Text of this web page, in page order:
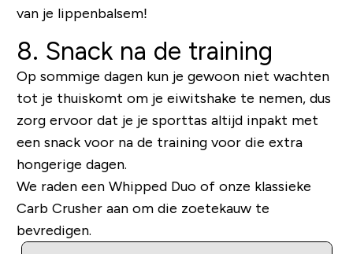
van je lippenbalsem!
8. Snack na de training
Op sommige dagen kun je gewoon niet wachten
tot je thuiskomt om je eiwitshake te nemen, dus
zorg ervoor dat je je sporttas altijd inpakt met
een snack voor na de training voor die extra
hongerige dagen.
We raden een Whipped Duo of onze klassieke
Carb Crusher aan om die zoetekauw te
bevredigen.